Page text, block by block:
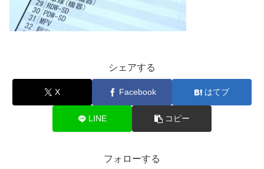
シェアする
X Facebook はてブ
LINE コピー
フォローする